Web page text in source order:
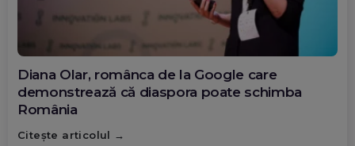
Diana Olar, românca de la Google care
demonstrează că diaspora poate schimba
România
Citește articolul